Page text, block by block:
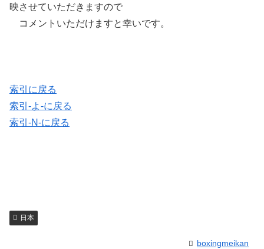
映させていただきますので
コメントいただけますと幸いです。
索引に戻る
索引-よ-に戻る
索引-N-に戻る
日本
boxingmeikan